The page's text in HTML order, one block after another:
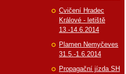
Cvičení Hradec
Králové - letiště
13.-14.6.2014
Plamen Nemyčeves
31.5.-1.6.2014
Propagační jízda SH